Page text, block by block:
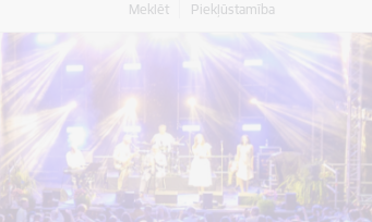
Meklēt Piekļūstamība